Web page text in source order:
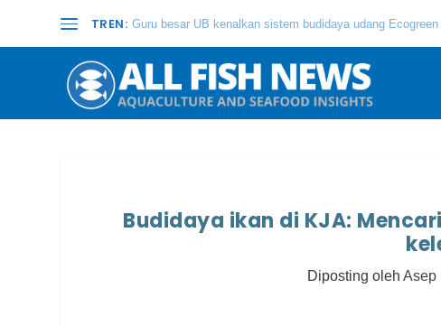
TREN: Guru besar UB kenalkan sistem budidaya udang Ecogreen
Budidaya ikan di KJA:
Diposting olehAsep